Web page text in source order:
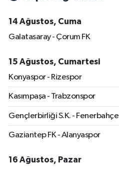
14 Ağustos, Cuma
Galatasaray - Çorum FK
15 Ağustos, Cumartesi
Konyaspor - Rizespor
Kasımpaşa - Trabzonspor
Gençlerbirliği S.K. - Fenerbahçe
Gaziantep FK - Alanyaspor
16 Ağustos, Pazar